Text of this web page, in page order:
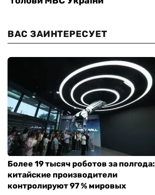
ВАС ЗАИНТЕРЕСУЕТ
Более 19 тысяч роботов за полгода:
китайские производители
контролируют 97 % мировых